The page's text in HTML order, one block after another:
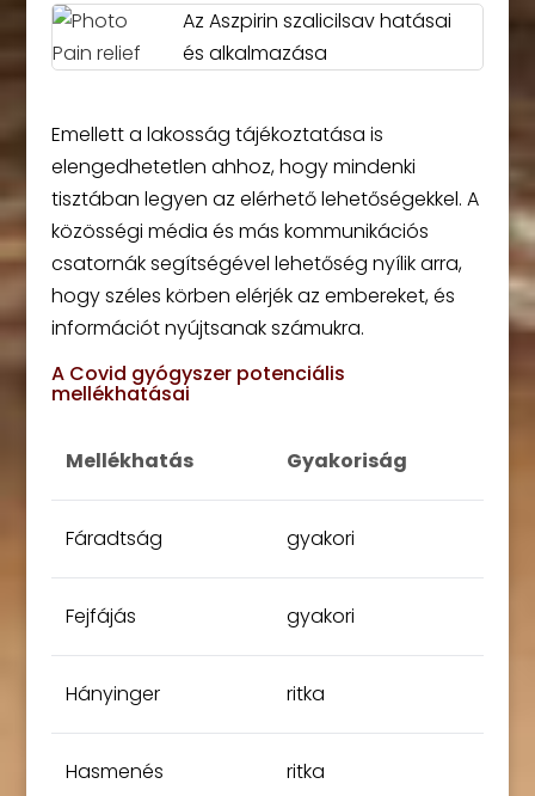
Az Aszpirin szalicilsav hatásai
és alkalmazása
Emellett a lakosság tájékoztatása is
elengedhetetlen ahhoz, hogy mindenki
tisztában legyen az elérhető lehetőségekkel. A
közösségi média és más kommunikációs
csatornák segítségével lehetőség nyílik arra,
hogy széles körben elérjék az embereket, és
információt nyújtsanak számukra.
A Covid gyógyszer potenciális
mellékhatásai
Mellékhatás Gyakoriság
Fáradtság gyakori
Fejfájás gyakori
Hányinger ritka
Hasmenés ritka